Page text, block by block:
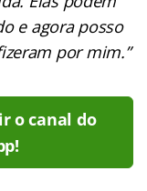
e agora posso
por mim.”
o canal do